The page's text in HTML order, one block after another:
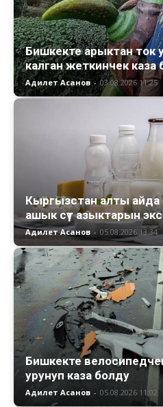
Бишкекте арыктан ток
калган жеткинчек каза
Адилет Асанов - 03.08.2026 11:25
Кыргызстан алты
ашык сүт азыктарын
Адилет Асанов - 05.08.2026 13:34
Бишкекте
урунуп каза болду
Адилет Асанов - 05.08.2026 11:02